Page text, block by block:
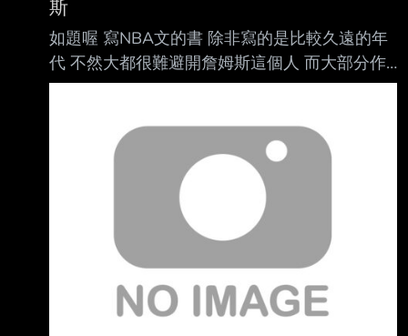
斯
如題喔 寫NBA文的書 除非寫的是比較久遠的年
代 不然大都很難避開詹姆斯這個人 而大部分作
者都選擇酸他 即使是不酸他的 也大都選擇對抗
麻吉麻吉的 甚至番茄還有這種專門酸姆斯的文
https://fanqienovel.com/page/7619018198649
670681 為什麼網文作者大部分都選擇酸詹的路
線 總不可能全部作者都是詹酸吧 有卦嗎？ -----
Sent from MeowPtt on my iPad --